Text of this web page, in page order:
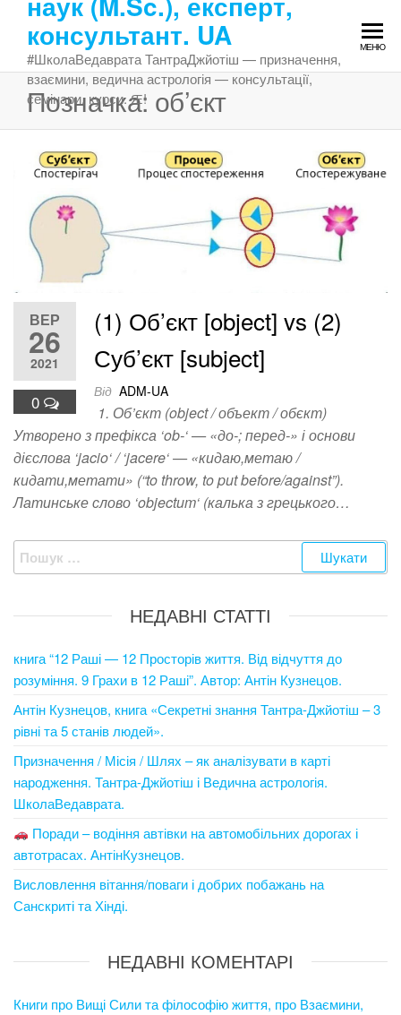
Перейти
змістуконсультант. UA
#ШколаВедаврата ТантраДжйотіш — призначення,
взаємини, ведична астрологія — консультації,
семінари, курси. Ԙ!
МЕНЮ
Позначка: об’єкт
ВЕР
26
2021
0
(1) Об’єкт [object] vs (2)
Суб’єкт [subject]
Від ADM-UA
1. Об’єкт (object / объект / обєкт)
Утворено з префікса ‘ob-‘ — «до-; перед-» і основи
дієслова ‘jacio‘ / ‘jacere‘ — «кидаю,метаю /
кидати,метати» (“to throw, to put before/against”).
Латинське слово ‘objectum‘ (калька з грецького…
Пошук:
НЕДАВНІ СТАТТІ
книга “12 Раші — 12 Просторів життя. Від відчуття до
розуміння. 9 Грахи в 12 Раші”. Автор: Антін Кузнецов.
Антін Кузнецов, книга «Секретні знання Тантра-Джйотіш – 3
рівні та 5 станів людей».
Призначення / Місія / Шлях – як аналізувати в карті
народження. Тантра-Джйотіш і Ведична астрологія.
ШколаВедаврата.
Поради – водіння автівки на автомобільних дорогах і
автотрасах. АнтінКузнецов.
Висловлення вітання/поваги і добрих побажань на
Санскриті та Хінді.
НЕДАВНІ КОМЕНТАРІ
Книги про Вищі Сили та філософію життя, про Взаємини,